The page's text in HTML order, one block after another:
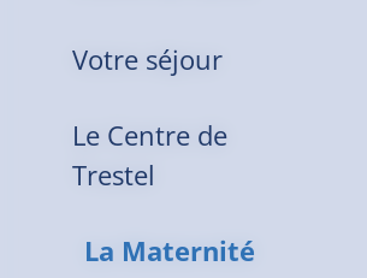
Votre séjour
Le Centre de
Trestel
La Maternité